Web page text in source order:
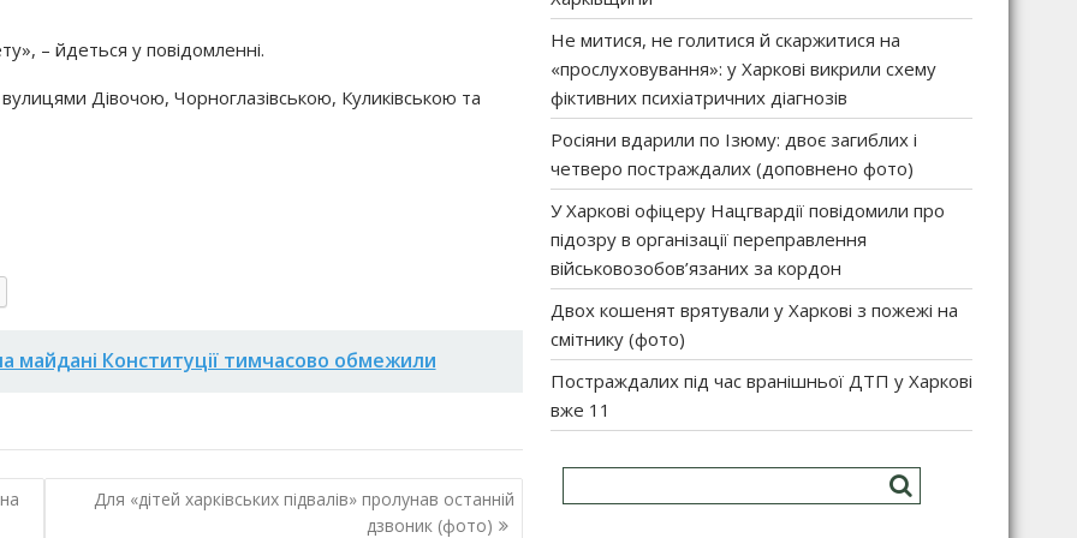
– йдеться у повідомленні.
Дівочою, Чорноглазівською, Куликівською та
майдані Конституції тимчасово обмежили
Для «дітей харківських підвалів» пролунав останній
дзвоник (фото)
Не митися, не голитися й скаржитися на
«прослуховування»: у Харкові викрили схему
фіктивних психіатричних діагнозів
Росіяни вдарили по Ізюму: двоє загиблих і
четверо постраждалих (доповнено фото)
У Харкові офіцеру Нацгвардії повідомили про
підозру в організації переправлення
військовозобов’язаних за кордон
Двох кошенят врятували у Харкові з пожежі на
смітнику (фото)
Постраждалих під час вранішньої ДТП у Харкові
вже 11